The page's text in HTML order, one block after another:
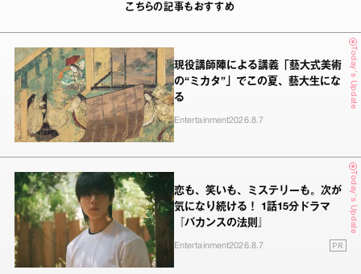
こちらの記事もおすすめ
Today's Update
現役講師陣による講義「藝大式美術
の“ミカタ”」でこの夏、藝大生にな
る
Entertainment2026.8.7
Today's Update
恋も、笑いも、ミステリーも。次が
気になり続ける！ 1話15分ドラマ
『バカンスの法則』
Entertainment2026.8.7 PR